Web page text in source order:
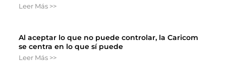
Leer Más >>
Al aceptar lo que no puede controlar, la Caricom
se centra en lo que sí puede
Leer Más >>